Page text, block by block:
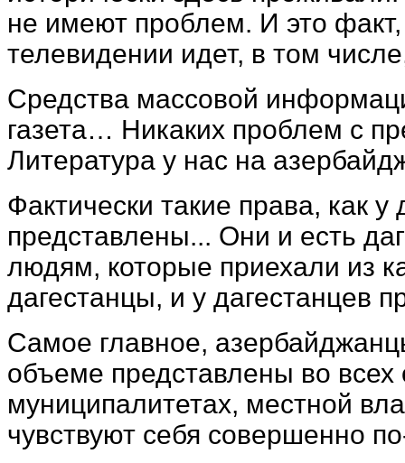
не имеют проблем. И это
телевидении идет, в том
Средства массовой
газета… Никаких проблем с
Литература у нас на
Фактически такие права, как
представлены... Они и есть
людям, которые приехали из
дагестанцы, и у дагестанцев
Самое главное,
объеме представлены во всех
муниципалитетах, местной
чувствуют себя совершенно